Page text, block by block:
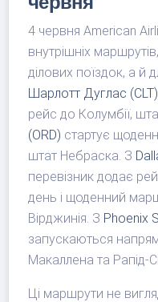
4 червня American
внутрішніх
ділових поїздок, а й
Шарлотт Дуглас (CLT)
рейс до Колумбії,
(ORD) стартує
штат Небраска. З
перевізник додає
день і щоденний
Вірджинія. З Phoenix
запускаються
Макаллена та Рапід-
Ці маршрути не